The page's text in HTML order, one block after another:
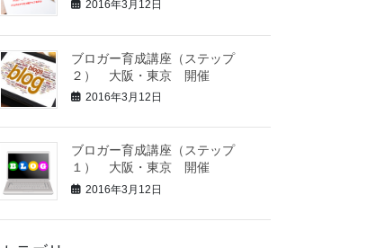
2016年3月12日
ブロガー育成講座（ステップ
２） 大阪・東京 開催
2016年3月12日
ブロガー育成講座（ステップ
１） 大阪・東京 開催
2016年3月12日